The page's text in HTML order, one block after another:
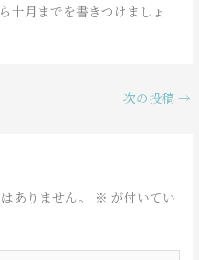
十月までを書きつけましょ
次の投稿 →
ありません。 ※ が付いてい